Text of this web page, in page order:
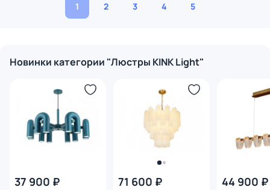
1 2 3 4 5
Новинки категории "Люстры KINK Light"
37 900 ₽ 71 600 ₽ 44 900 ₽